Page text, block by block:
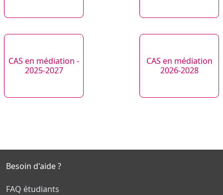
CAS en médiation -
2025-2027
CAS en médiation
2026-2028
Besoin d'aide ?
FAQ étudiants